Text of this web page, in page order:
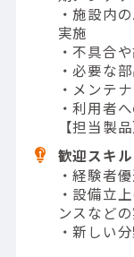
・施設内
実施
・不具合
・必要な
・メンテ
・利用者
【担当製
歓迎スキル
・経験者
・設備立
ンスなど
・新しい